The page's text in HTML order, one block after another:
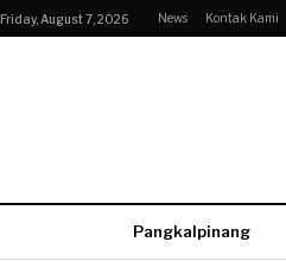
Friday, August 7, 2026 News Kontak Kami
Pangkalpinang